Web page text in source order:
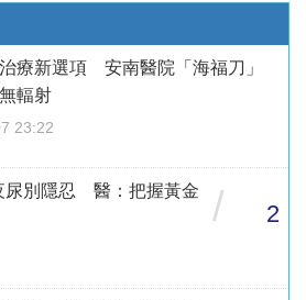
療新選項 安南醫院「海福刀」
輻射
23:22
尿別隱忍 醫：把握黃金
/ 2